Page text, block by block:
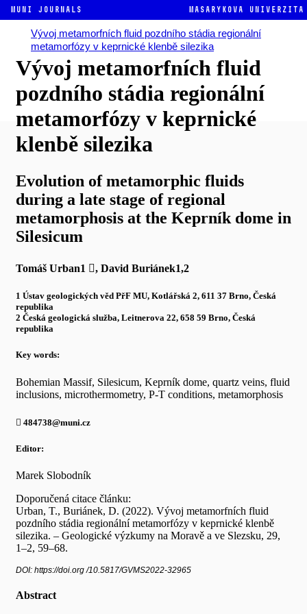
MUNI JOURNALS Masarykova univerzita
Vývoj metamorfních fluid pozdního stádia regionální
metamorfózy v keprnické klenbě silezika